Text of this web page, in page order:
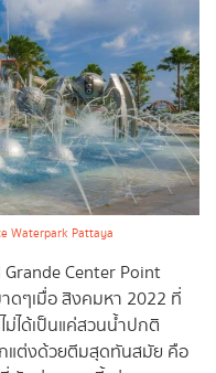
Waterpark Pattaya
Center Point
ดๆเมื่อสิงคมหา 2022 ที่
ม่ได้เป็นแค่สวนน้ำปกติ
แต่งด้วยตีมสุดทันสมัย คือ